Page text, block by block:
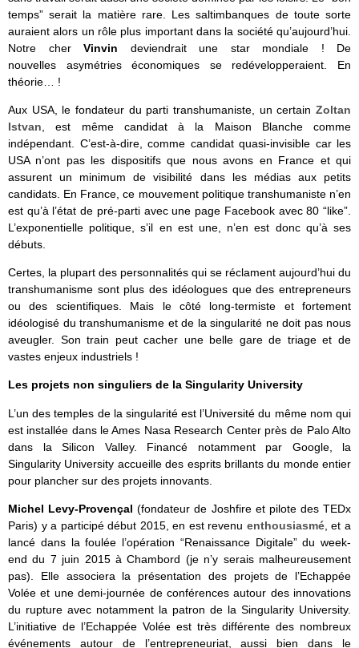
temps” serait la matière rare. Les saltimbanques de toute sorte
auraient alors un rôle plus important dans la société qu’aujourd’hui.
Notre cher Vinvin deviendrait une star mondiale ! De
nouvelles asymétries économiques se redévelopperaient. En
théorie… !
Aux USA, le fondateur du parti transhumaniste, un certain Zoltan
Istvan, est même candidat à la Maison Blanche comme
indépendant. C’est-à-dire, comme candidat quasi-invisible car les
USA n’ont pas les dispositifs que nous avons en France et qui
assurent un minimum de visibilité dans les médias aux petits
candidats. En France, ce mouvement politique transhumaniste n’en
est qu’à l’état de pré-parti avec une page Facebook avec 80 “like”.
L’exponentielle politique, s’il en est une, n’en est donc qu’à ses
débuts.
Certes, la plupart des personnalités qui se réclament aujourd’hui du
transhumanisme sont plus des idéologues que des entrepreneurs
ou des scientifiques. Mais le côté long-termiste et fortement
idéologisé du transhumanisme et de la singularité ne doit pas nous
aveugler. Son train peut cacher une belle gare de triage et de
vastes enjeux industriels !
Les projets non singuliers de la Singularity University
L’un des temples de la singularité est l’Université du même nom qui
est installée dans le Ames Nasa Research Center près de Palo Alto
dans la Silicon Valley. Financé notamment par Google, la
Singularity University accueille des esprits brillants du monde entier
pour plancher sur des projets innovants.
Michel Levy-Provençal(fondateur de Joshfire et pilote des TEDx
Paris) y a participé début 2015, en est revenu enthousiasmé, et a
lancé dans la foulée l’opération “Renaissance Digitale” du week-
end du 7 juin 2015 à Chambord (je n’y serais malheureusement
pas). Elle associera la présentation des projets de l’Echappée
Volée et une demi-journée de conférences autour des innovations
du rupture avec notamment la patron de la Singularity University.
L’initiative de l’Echappée Volée est très différente des nombreux
événements autour de l’entrepreneuriat, aussi bien dans le